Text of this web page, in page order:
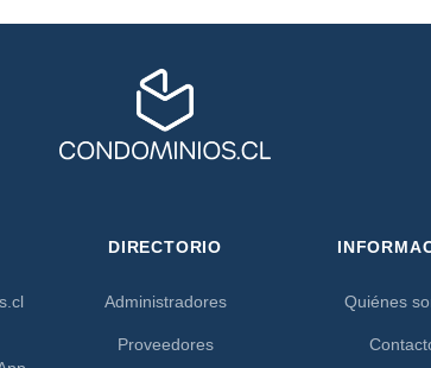
DIRECTORIO
Administradores
Proveedores
Quiénes